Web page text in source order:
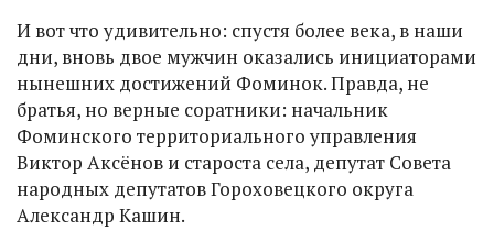
И вот что удивительно: спустя более века, в наши
дни, вновь двое мужчин оказались инициаторами
нынешних достижений Фоминок. Правда, не
братья, но верные соратники: начальник
Фоминского территориального управления
Виктор Аксёнов и староста села, депутат Совета
народных депутатов Гороховецкого округа
Александр Кашин.